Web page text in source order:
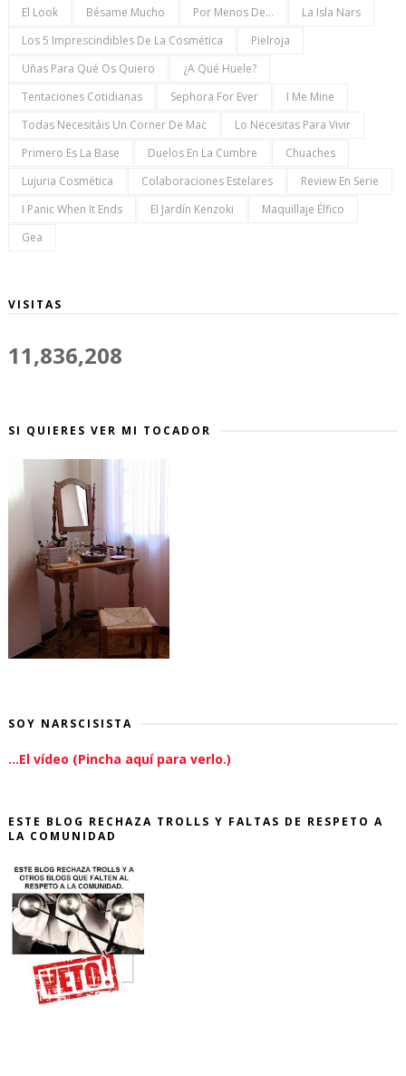
El Look Bésame Mucho Por Menos De...
La Isla Nars
Los 5 Imprescindibles De La Cosmética
Pielroja
Uñas Para Qué Os Quiero
¿a Qué Huele?
Tentaciones Cotidianas
Sephora For Ever
I Me Mine
Todas Necesitáis Un Corner De Mac
Lo Necesitas Para Vivir
Primero Es La Base
Duelos En La Cumbre
Chuaches
Lujuria Cosmética
Colaboraciones Estelares
Review En Serie
I Panic When It Ends
El Jardín Kenzoki
Maquillaje Élfico
Gea
VISITAS
11,836,208
SI QUIERES VER MI TOCADOR
SOY NARSCISISTA
...El vídeo (Pincha aquí para verlo.)
ESTE BLOG RECHAZA TROLLS Y FALTAS DE RESPETO A
LA COMUNIDAD